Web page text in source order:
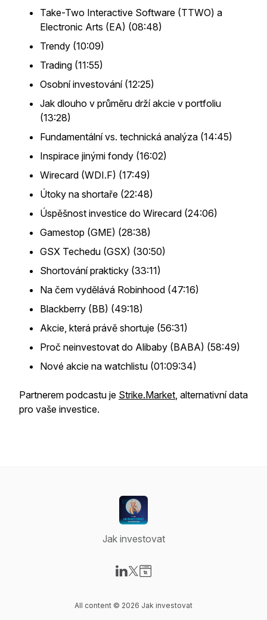
Take-Two Interactive Software (TTWO) a
Electronic Arts (EA) (08:48)
Trendy (10:09)
Trading (11:55)
Osobní investování (12:25)
Jak dlouho v průměru drží akcie v portfoliu
(13:28)
Fundamentální vs. technická analýza (14:45)
Inspirace jinými fondy (16:02)
Wirecard (WDI.F) (17:49)
Útoky na shortaře (22:48)
Úspěšnost investice do Wirecard (24:06)
Gamestop (GME) (28:38)
GSX Techedu (GSX) (30:50)
Shortování prakticky (33:11)
Na čem vydělává Robinhood (47:16)
Blackberry (BB) (49:18)
Akcie, která právě shortuje (56:31)
Proč neinvestovat do Alibaby (BABA) (58:49)
Nové akcie na watchlistu (01:09:34)
Partnerem podcastu je Strike.Market, alternativní data
pro vaše investice.
Jak investovat
All content © 2026 Jak investovat